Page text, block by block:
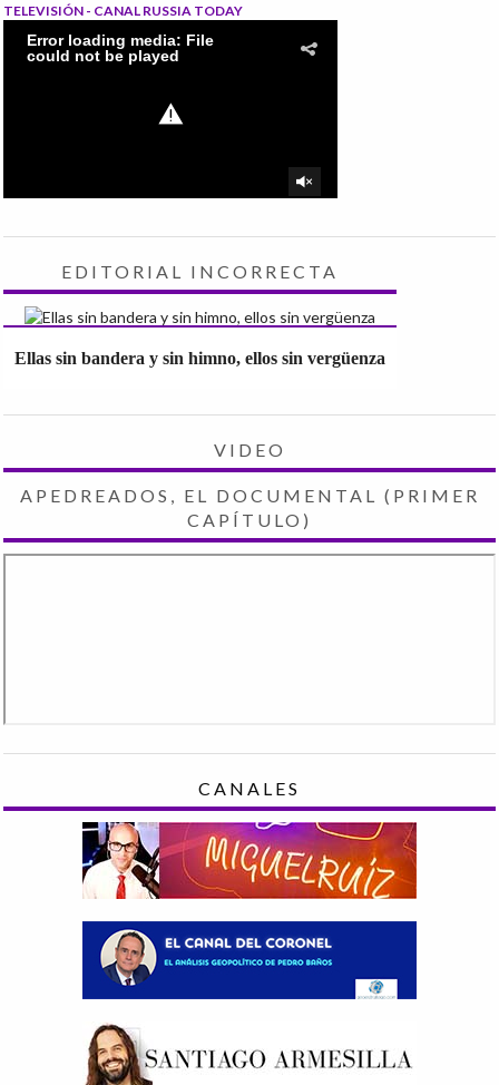
TELEVISIÓN - CANAL RUSSIA TODAY
EDITORIAL INCORRECTA
Ellas sin bandera y sin himno, ellos sin vergüenza
VIDEO
APEDREADOS, EL DOCUMENTAL (PRIMER
CAPÍTULO)
CANALES